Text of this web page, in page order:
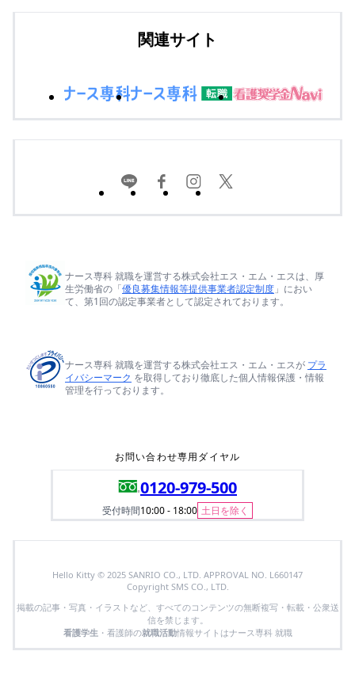
関連サイト
ナース専科 就職を運営する株式会社エス・エム・エスは、厚
生労働省の「優良募集情報等提供事業者認定制度 」におい
て、第1回の認定事業者として認定されております。
ナース専科 就職を運営する株式会社エス・エム・エスが プラ
イバシーマーク を取得しており徹底した個人情報保護・情報
管理を行っております。
お問い合わせ専用ダイヤル
0120-979-500
受付時間10:00 - 18:00 土日を除く
Hello Kitty © 2025 SANRIO CO., LTD. APPROVAL NO. L660147
Copyright SMS CO., LTD.
掲載の記事・写真・イラストなど、すべてのコンテンツの無断複写・転載・公衆送
信を禁じます。
看護学生・看護師の就職活動情報サイトはナース専科 就職